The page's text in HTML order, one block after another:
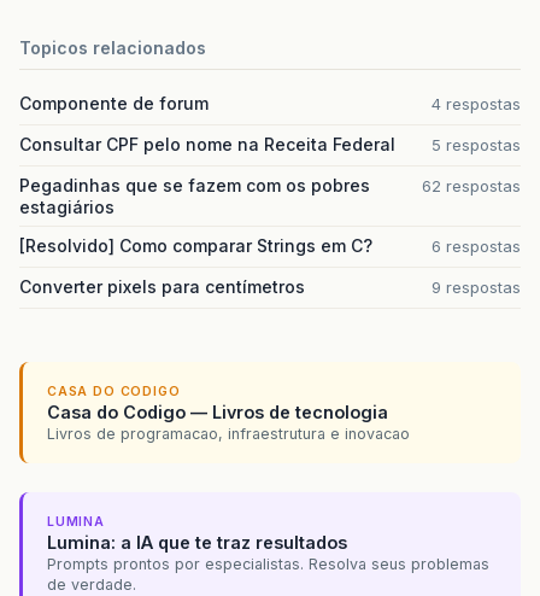
Topicos relacionados
Componente de forum 4 respostas
Consultar CPF pelo nome na Receita Federal 5 respostas
Pegadinhas que se fazem com os pobres
estagiários
62 respostas
[Resolvido] Como comparar Strings em C? 6 respostas
Converter pixels para centímetros 9 respostas
CASA DO CODIGO
Casa do Codigo — Livros de tecnologia
Livros de programacao, infraestrutura e inovacao
LUMINA
Lumina: a IA que te traz resultados
Prompts prontos por especialistas. Resolva seus problemas
de verdade.